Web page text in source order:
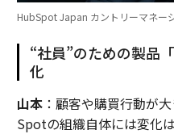
HubSpot Japan カントリーマネー
“社員”のための製品
化
山本：顧客や購買行動が
Spotの組織自体には変化